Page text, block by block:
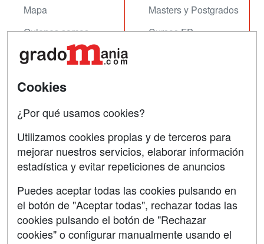
Mapa
Quienes somos
Tarifas publicidad
Masters y Postgrados
Cursos FP
Contactar
Confidencialidad
Copyleft
SÍGUENOS EN:
Cookies
¿Por qué usamos cookies?
Utilizamos cookies propias y de terceros para
mejorar nuestros servicios, elaborar información
estadística y evitar repeticiones de anuncios
Puedes aceptar todas las cookies pulsando en
el botón de "Aceptar todas", rechazar todas las
cookies pulsando el botón de "Rechazar
cookies" o configurar manualmente usando el